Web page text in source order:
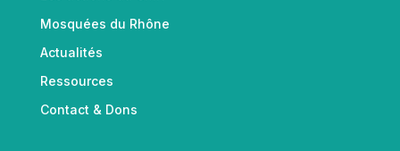
Mosquées du Rhône
Actualités
Ressources
Contact & Dons